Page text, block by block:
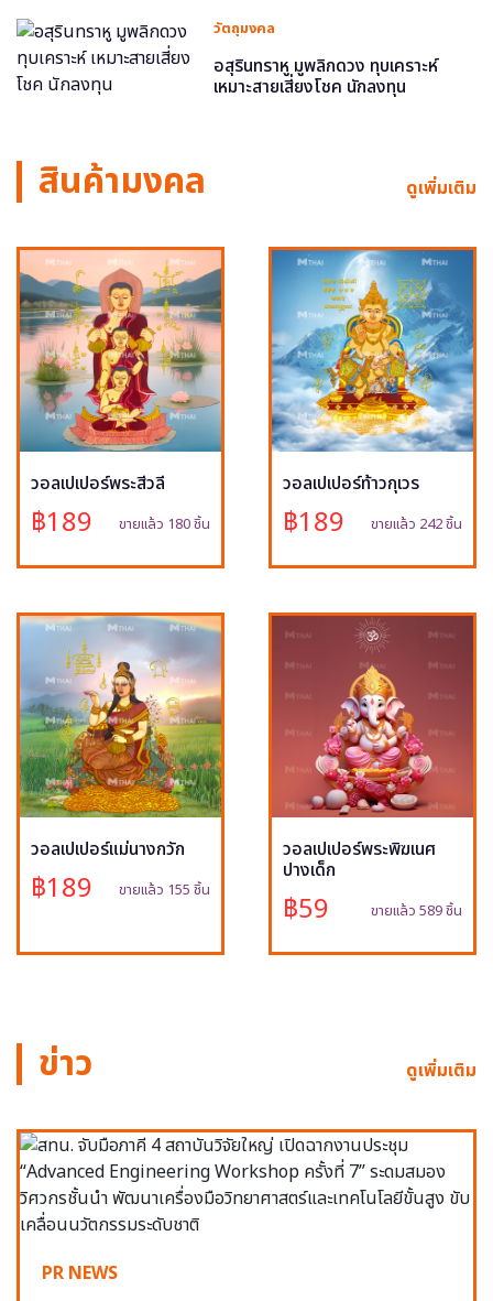
วัตถุมงคล
อสุรินทราหู มูพลิกดวง ทุบเคราะห์
เหมาะสายเสี่ยงโชค นักลงทุน
สินค้ามงคล ดูเพิ่มเติม
วอลเปเปอร์พระสีวลี
฿189 ขายแล้ว 180 ชิ้น
วอลเปเปอร์ท้าวกุเวร
฿189 ขายแล้ว 242 ชิ้น
วอลเปเปอร์แม่นางกวัก
฿189 ขายแล้ว 155 ชิ้น
วอลเปเปอร์พระพิฆเนศ
ปางเด็ก
฿59 ขายแล้ว 589 ชิ้น
ข่าว ดูเพิ่มเติม
PR NEWS